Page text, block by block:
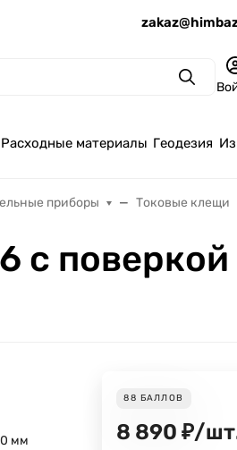
Поиск
Расходные материалы Геодезия
приборы
Токовые клещи
с поверкой
мм
88 БАЛЛОВ
8 890 ₽/